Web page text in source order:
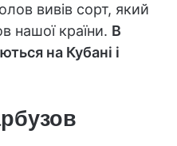
вивів сорт, який
нашої країни. В
на Кубані і